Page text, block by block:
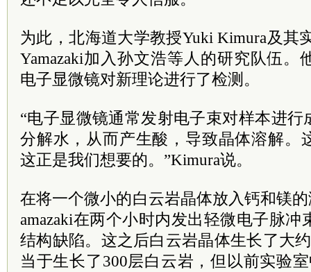
为此，北海道大学教授Yuki Kimura及其
Yamazaki加入孙文浩等人的研究队伍。
电子显微镜对新理论进行了检测。
“电子显微镜通常发射电子束对样本进
分解水，从而产生酸，导致晶体溶解。
这正是我们想要的。”Kimura说。
在将一个微小的白云岩晶体放入钙和镁
amazaki在两个小时内发出轻微电子脉冲
结构缺陷。这之后白云岩晶体生长了大
当于生长了300层白云岩，但以前实验